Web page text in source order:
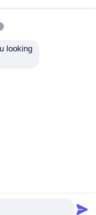
looking